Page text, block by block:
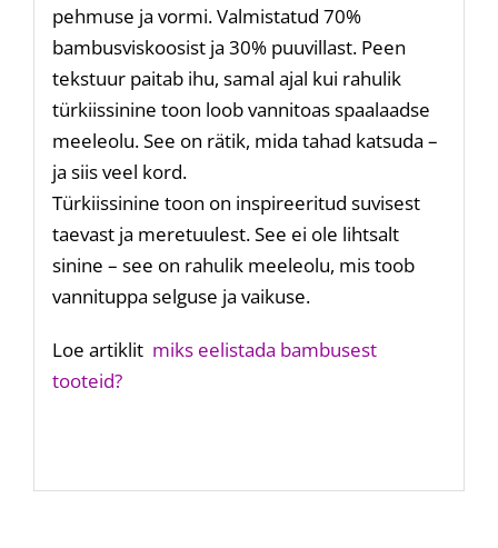
pehmuse ja vormi. Valmistatud 70%
bambusviskoosist ja 30% puuvillast. Peen
tekstuur paitab ihu, samal ajal kui rahulik
türkiissinine toon loob vannitoas spaalaadse
meeleolu. See on rätik, mida tahad katsuda –
ja siis veel kord.
Türkiissinine toon on inspireeritud suvisest
taevast ja meretuulest. See ei ole lihtsalt
sinine – see on rahulik meeleolu, mis toob
vannituppa selguse ja vaikuse.
Loe artiklit miks eelistada bambusest
tooteid?